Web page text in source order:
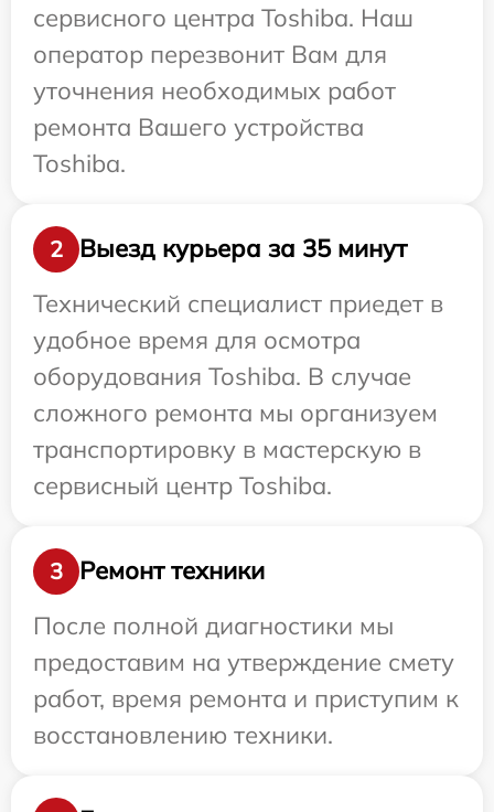
сервисного центра Toshiba. Наш
оператор перезвонит Вам для
уточнения необходимых работ
ремонта Вашего устройства
Toshiba.
2
Выезд курьера за 35 минут
Технический специалист приедет в
удобное время для осмотра
оборудования Toshiba. В случае
сложного ремонта мы организуем
транспортировку в мастерскую в
сервисный центр Toshiba.
3
Ремонт техники
После полной диагностики мы
предоставим на утверждение смету
работ, время ремонта и приступим к
восстановлению техники.